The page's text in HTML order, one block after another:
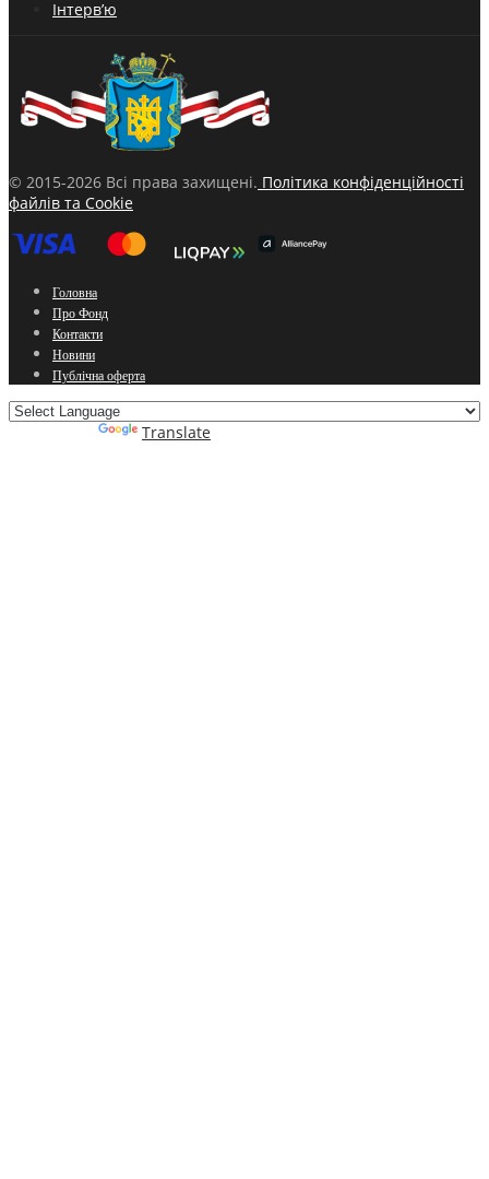
Інтерв’ю
© 2015-2026 Всі права захищені. Політика конфіденційності
файлів та Cookie
Головна
Про Фонд
Контакти
Новини
Публічна оферта
Translate